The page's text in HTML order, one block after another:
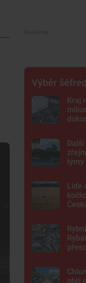
Výběr
Kraj
týmy
Lidé
obří